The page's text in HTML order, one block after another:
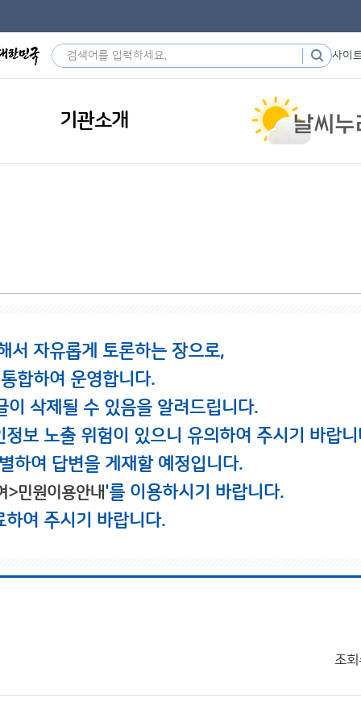
사이
기관소개
서 자유롭게 토론하는 장으로,
합하여 운영합니다.
삭제될 수 있음을 알려드립니다.
보 노출 위험이 있으니 유의하여 주시기 바랍니
하여 답변을 게재할 예정입니다.
>민원이용안내'를 이용하시기 바랍니다.
여 주시기 바랍니다.
조회